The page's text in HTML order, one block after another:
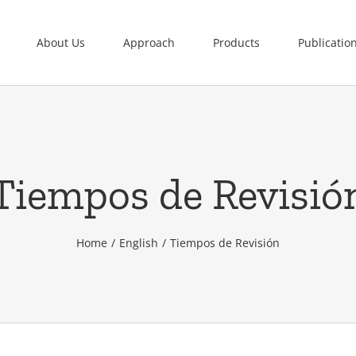
About Us Approach Products
de
Home English Tiempos de Revisión